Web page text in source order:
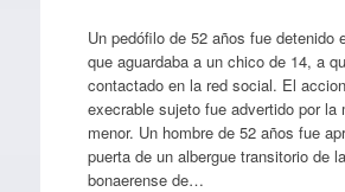
Un pedófilo de 52 años fue detenido
que aguardaba a un chico de 14, a
contactado en la red social. El
execrable sujeto fue advertido por la
menor. Un hombre de 52 años fue
puerta de un albergue transitorio de
bonaerense de…